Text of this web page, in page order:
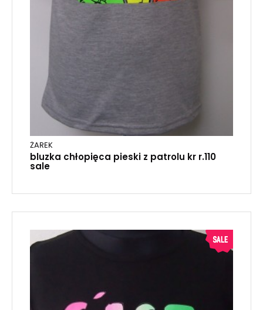
ŻAREK
bluzka chłopięca pieski z patrolu kr r.110
sale